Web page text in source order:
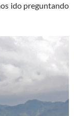
ido preguntando